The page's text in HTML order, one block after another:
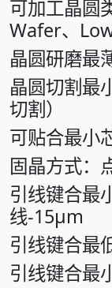
可加工晶圆
Wafer、
晶圆研磨最
晶圆切割最
切割）
可贴合最小
固晶方式：
引线键合最
线-15μm
引线键合最
引线键合最